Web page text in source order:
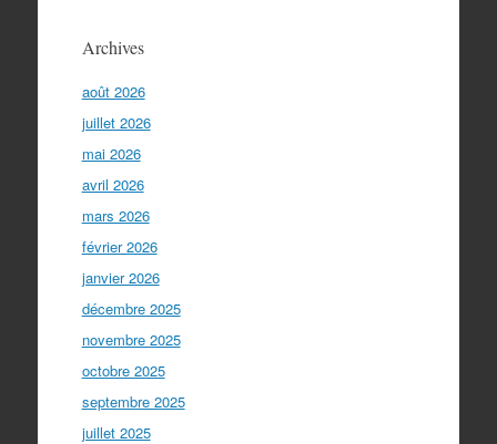
Archives
août 2026
juillet 2026
mai 2026
avril 2026
mars 2026
février 2026
janvier 2026
décembre 2025
novembre 2025
octobre 2025
septembre 2025
juillet 2025